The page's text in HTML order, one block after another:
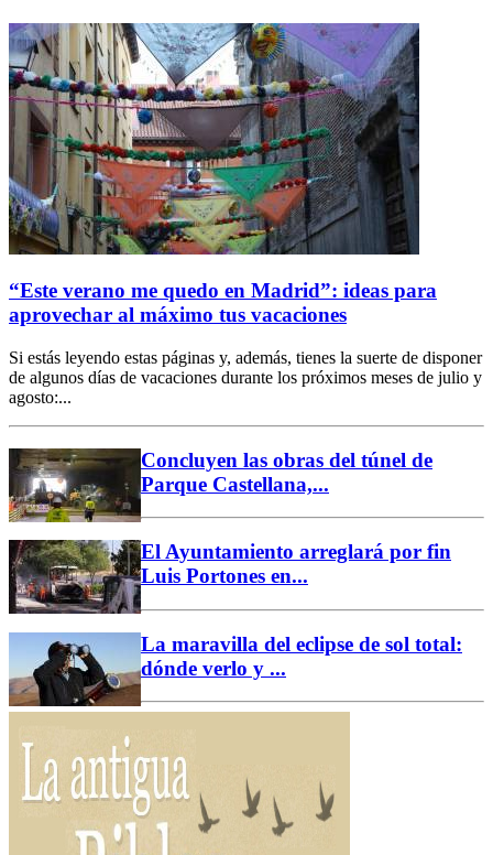
“Este verano me quedo en Madrid”: ideas para
aprovechar al máximo tus vacaciones
Si estás leyendo estas páginas y, además, tienes la suerte de disponer
de algunos días de vacaciones durante los próximos meses de julio y
agosto:...
Concluyen las obras del túnel de
Parque Castellana,...
El Ayuntamiento arreglará por fin
Luis Portones en...
La maravilla del eclipse de sol total:
dónde verlo y ...